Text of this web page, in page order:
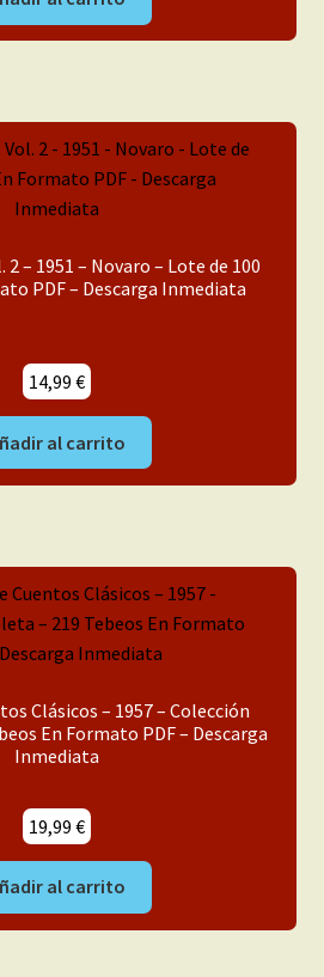
2 – 1951 – Novaro – Lote de 100
PDF – Descarga Inmediata
14,99 €
al carrito
Clásicos – 1957 – Colección
En Formato PDF – Descarga
Inmediata
19,99 €
al carrito